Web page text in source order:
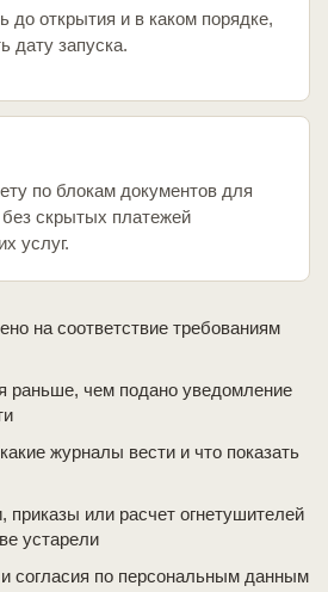
до открытия и в каком порядке,
дату запуска.
по блокам документов для
скрытых платежей
услуг.
на соответствие требованиям
раньше, чем подано уведомление
журналы вести и что показать
приказы или расчет огнетушителей
устарели
согласия по персональным данным